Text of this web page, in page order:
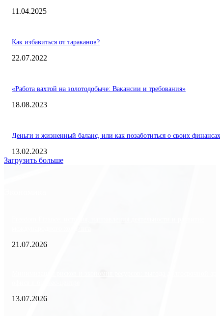
11.04.2025
Как избавиться от тараканов?
22.07.2022
«Работа вахтой на золотодобыче: Вакансии и требования»
18.08.2023
Деньги и жизненный баланс, или как позаботиться о своих финансах
13.02.2023
Загрузить больше
21.07.2026
13.07.2026